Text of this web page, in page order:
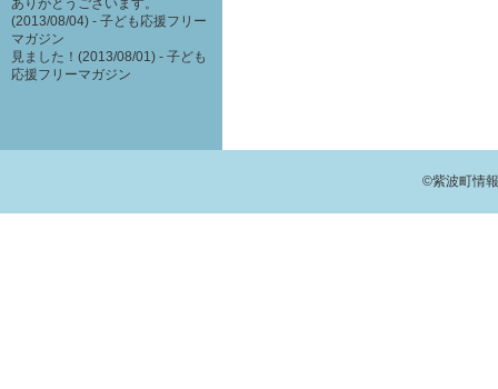
ありがとうございます。
(2013/08/04) - 子ども応援フリー
マガジン
見ました！(2013/08/01) - 子ども
応援フリーマガジン
©紫波町情